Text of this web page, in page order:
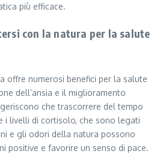
più efficace.
con la natura per la salute
offre numerosi benefici per la salute
dell’ansia e il miglioramento
che trascorrere del tempo
i livelli di cortisolo, che sono legati
e gli odori della natura possono
positive e favorire un senso di pace.